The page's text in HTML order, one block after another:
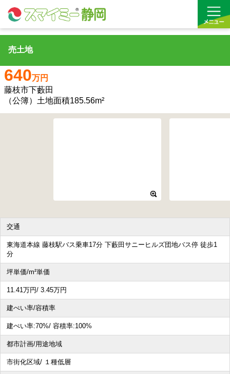
買う
収益物件
その他、こだわり条件で探す
売土地
640万円
藤枝市下藪田
（公簿）土地面積185.56m²
交通
東海道本線 藤枝駅バス乗車17分 下藪田サニーヒルズ団地バス停 徒歩1
分
坪単価/m²単価
11.41万円/ 3.45万円
建ぺい率/容積率
建ぺい率:70%/ 容積率:100%
都市計画/用途地域
市街化区域/ １種低層